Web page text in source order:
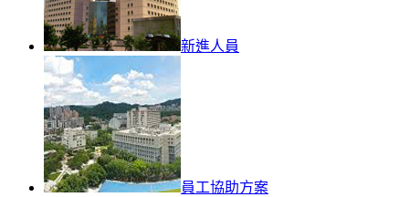
新進人員
員工協助方案